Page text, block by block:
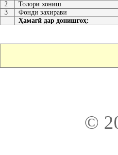
2
Толори хониш
3
Фонди захирави
Ҳамагӣ дар донишгоҳ:
©